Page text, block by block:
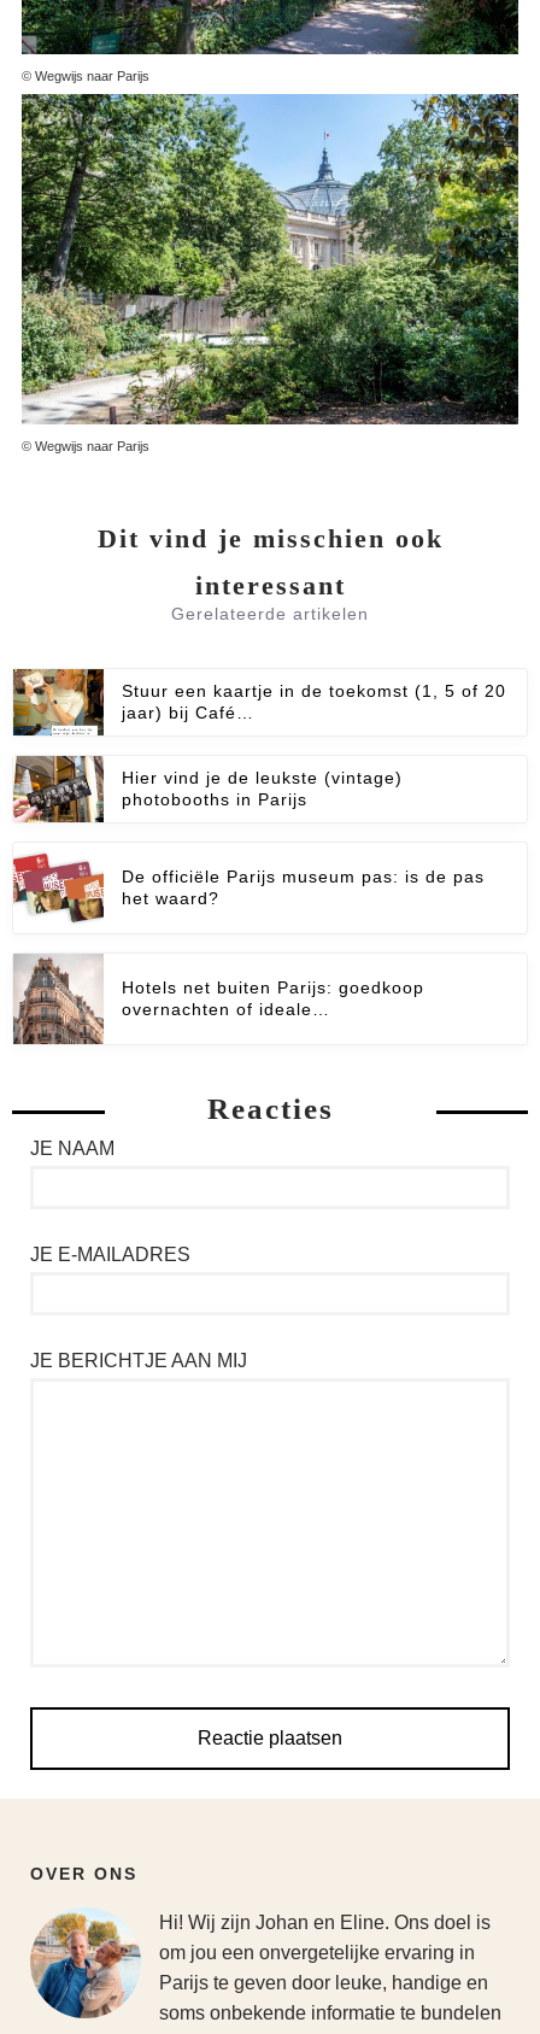
Verborgen tuin bij de Champs-
Élysées
© Wegwijs naar Parijs
© Wegwijs naar Parijs
Dit vind je misschien ook
interessant
Gerelateerde artikelen
Stuur een kaartje in de toekomst (1, 5 of 20
jaar) bij Café…
Hier vind je de leukste (vintage)
photobooths in Parijs
De officiële Parijs museum pas: is de pas
het waard?
Hotels net buiten Parijs: goedkoop
overnachten of ideale…
Reacties
JE NAAM
JE E-MAILADRES
JE BERICHTJE AAN MIJ
OVER ONS
Hi! Wij zijn Johan en Eline. Ons doel is
om jou een onvergetelijke ervaring in
Parijs te geven door leuke, handige en
soms onbekende informatie te bundelen